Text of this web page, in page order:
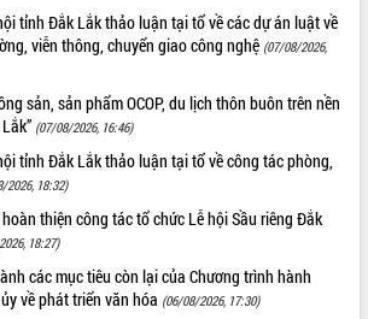
tỉnh Đắk Lắk thảo luận tại tổ về các dự án luật về
viễn thông, chuyển giao công nghệ (07/08/2026,
sản, sản phẩm OCOP, du lịch thôn buôn trên nền
(07/08/2026, 16:46)
tỉnh Đắk Lắk thảo luận tại tổ về công tác phòng,
2026, 18:32)
thiện công tác tổ chức Lễ hội Sầu riêng Đắk
18:27)
các mục tiêu còn lại của Chương trình hành
về phát triển văn hóa (06/08/2026, 17:30)